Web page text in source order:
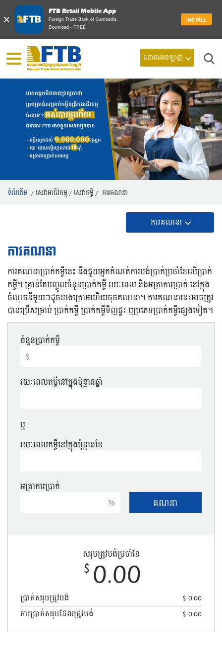
×
FTB Retail Mobile App
Foreign Trade Bank of Cambodia.
Download - FREE
INSTALL
ទំព័រដើម / សេវាអាជីវកម្ម / ​សេវា​កម្ចី​ / ការគណនា
ការគណនា
ការគណនា
ការគណនាប្រាក់កម្ចីនេះ នឹងជួយអ្នកកំណត់ការបង់ប្រាក់ប្រចាំខែលើប្រាក់
កម្ចី។ គ្រាន់តែបញ្ចូលចំនួនប្រាក់កម្ចី រយៈពេល និងអត្រាការប្រាក់ នៅក្នុង
ចំណុចនីមួយៗដូចខាងក្រោមហើយចុចគណនា។ ការគណនានេះអាចត្រូវ
បានប្រើសម្រាប់ ប្រាក់កម្ចី​ ប្រាក់កម្ចីទិញផ្ទះ ឬប្រភេទប្រាក់កម្ចីផ្សេងទៀត។
ចំនួនប្រាក់កម្ចី
$
រយៈពេលកម្ចីនៅក្នុងប៉ុន្មានឆ្នាំ
ឬ
រយៈពេលកម្ចីនៅក្នុងប៉ុន្មានខែ
អត្រា​ការ​ប្រាក់
%
សរុប​ត្រូវ​បង់​ប្រ​ចាំ​ខែ
$ 0.00
ប្រាក់​សរុបត្រូវ​បង់
$ 0.00
ការប្រាក់សរុបដែលត្រូវបង់
$ 0.00
ស្វែ
ធនាគារអនឡាញ